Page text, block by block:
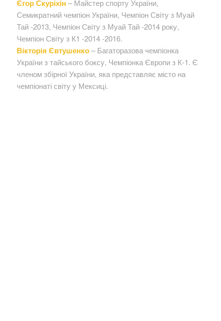
Єгор Скуріхін – Майстер спорту України,
Семикратний чемпіон України, Чемпіон Світу з Муай
Тай -2013, Чемпіон Світу з Муай Тай -2014 року,
Чемпіон Світу з К1 -2014 -2016.
Вікторія Євтушенко– Багаторазова чемпіонка
України з тайського боксу, Чемпіонка Європи з К-1. Є
членом збірної України, яка представляє місто на
чемпіонаті світу у Мексиці.